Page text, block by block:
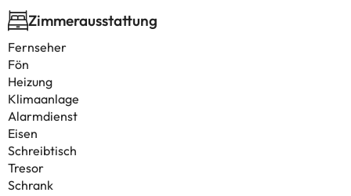
Zimmerausstattung
Fernseher
Fön
Heizung
Klimaanlage
Alarmdienst
Eisen
Schreibtisch
Tresor
Schrank